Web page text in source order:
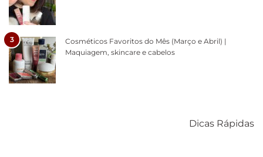
3
Cosméticos Favoritos do Mês (Março e Abril) |
Maquiagem, skincare e cabelos
Dicas Rápidas
diários
cabelos